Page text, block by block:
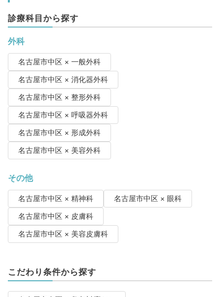
診療科目から探す
外科
名古屋市中区 × 一般外科
名古屋市中区 × 消化器外科
名古屋市中区 × 整形外科
名古屋市中区 × 呼吸器外科
名古屋市中区 × 形成外科
名古屋市中区 × 美容外科
その他
名古屋市中区 × 精神科
名古屋市中区 × 眼科
名古屋市中区 × 皮膚科
名古屋市中区 × 美容皮膚科
こだわり条件から探す